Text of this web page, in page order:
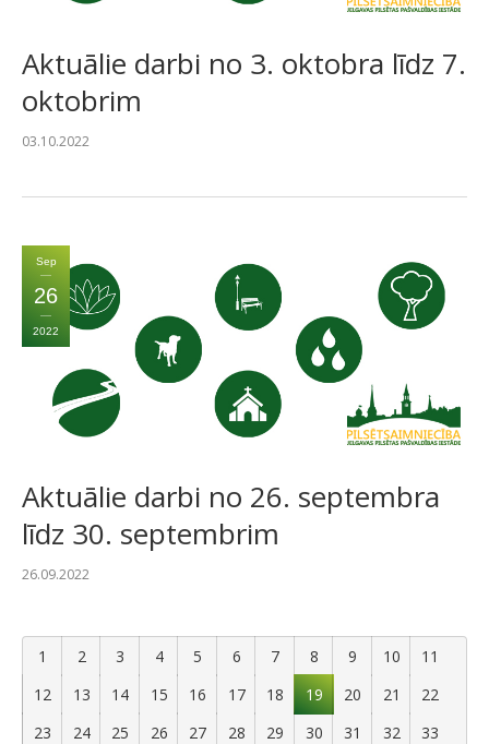
Aktuālie darbi no 3. oktobra līdz 7.
oktobrim
03.10.2022
Sep
26
2022
Aktuālie darbi no 26. septembra
līdz 30. septembrim
26.09.2022
1 2 3 4 5 6 7 8 9 10
11
12
13 14 15 16 17 18 19 20 21
22
23
24 25 26 27 28 29 30 31 32 33